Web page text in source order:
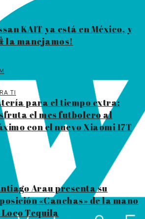
TI
KAIT ya está en México, y
la manejamos!
para el tiempo extra:
el mes futbolero al
con el nuevo Xiaomi 17T
Arau presenta su
«Canchas» de la mano
Loco Tequila